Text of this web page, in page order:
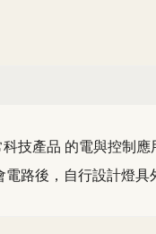
技產品 的電與控制
路後，自行設計燈